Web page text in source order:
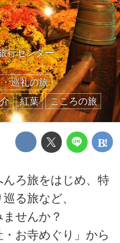
行センター
巡礼の旅
紅葉 こころの旅
ろ旅をはじめ、特
る旅など、
せんか？
お寺めぐり」から